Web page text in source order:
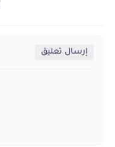
إرسال تعليق